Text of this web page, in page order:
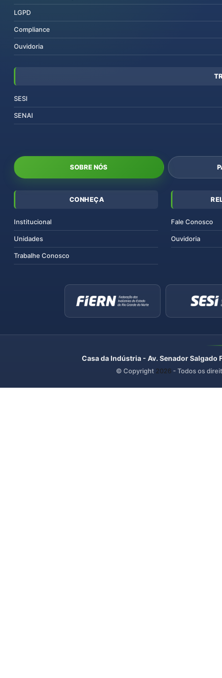
LGPD
Compliance
Ouvidoria
SESI
SENAI
SOBRE NÓS
CONHEÇA
Institucional
Unidades
Trabalhe Conosco
Fale Conosco
Ouvidoria
Casa da Indústria - Av. Senador
© Copyright 2026 - Todos os